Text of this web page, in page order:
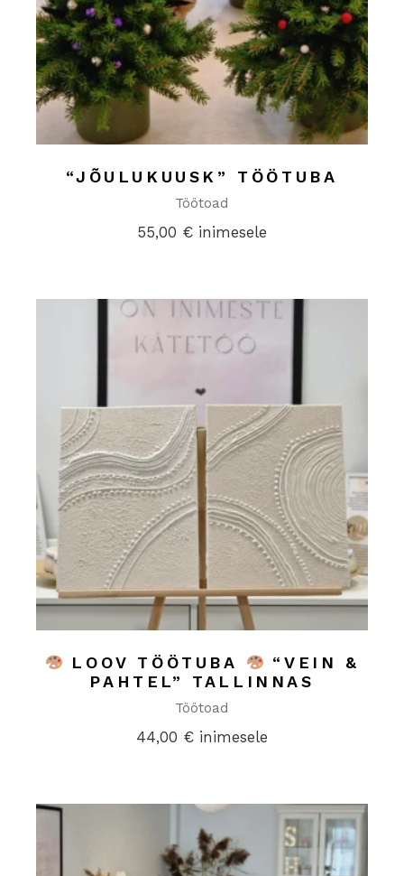
“JÕULUKUUSK” TÖÖTUBA
Töötoad
55,00 €inimesele
LOOV TÖÖTUBA
“VEIN &
PAHTEL” TALLINNAS
Töötoad
44,00 €inimesele